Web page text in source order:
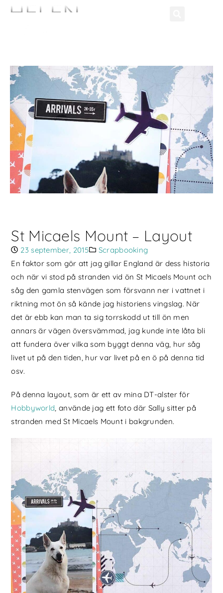
St Micaels Mount – Layout
23 september, 2015
Scrapbooking
En faktor som gör att jag gillar England är dess historia
och när vi stod på stranden vid ön St Micaels Mount och
såg den gamla stenvägen som försvann ner i vattnet i
riktning mot ön så kände jag historiens vingslag. När
det är ebb kan man ta sig torrskodd ut till ön men
annars är vägen översvämmad, jag kunde inte låta bli
att fundera över vilka som byggt denna väg, hur såg
livet ut på den tiden, hur var livet på en ö på denna tid
osv.
På denna layout, som är ett av mina DT-alster för
Hobbyworld , använde jag ett foto där Sally sitter på
stranden med St Micaels Mount i bakgrunden.